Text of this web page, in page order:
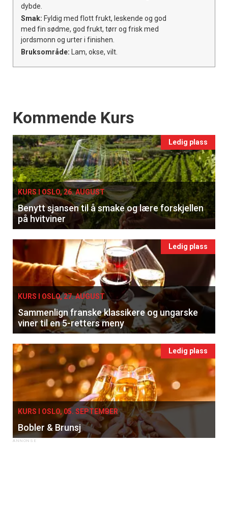
dybde.
Smak: Fyldig med flott frukt, leskende og god
med fin sødme, god frukt, tørr og frisk med
jordsmonn og urter i finishen.
Bruksområde: Lam, okse, vilt.
Events
Kommende Kurs
Ledig plass
KURS I OSLO, 26. AUGUST
Benytt sjansen til å smake og lære forskjellen
på hvitviner
Ledig plass
KURS I OSLO, 27. AUGUST
Sammenlign franske klassikere og ungarske
viner til en 5-retters meny
Ledig plass
KURS I OSLO, 05. SEPTEMBER
Bobler & Brunsj